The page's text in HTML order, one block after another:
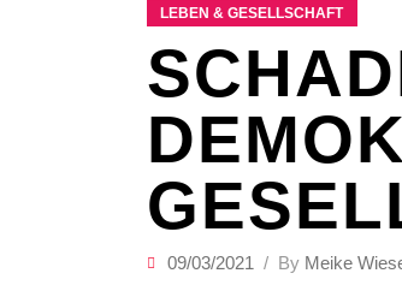
LEBEN & GESELLSCHAFT
09/03/2021 By Meike